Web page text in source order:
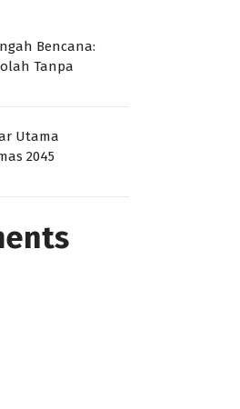
Bencana:
Tanpa
Utama
2045